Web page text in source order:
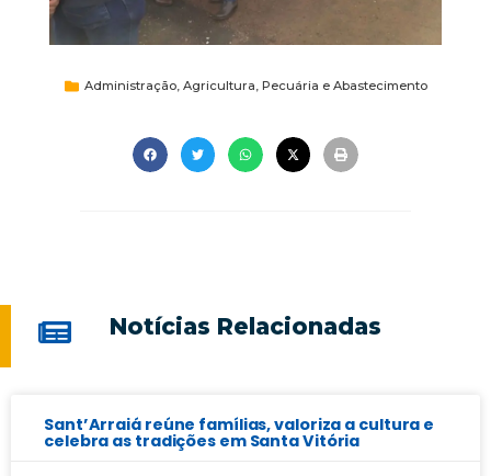
Administração, Agricultura, Pecuária e Abastecimento
Notícias Relacionadas
Sant’Arraiá reúne famílias, valoriza a cultura e
celebra as tradições em Santa Vitória